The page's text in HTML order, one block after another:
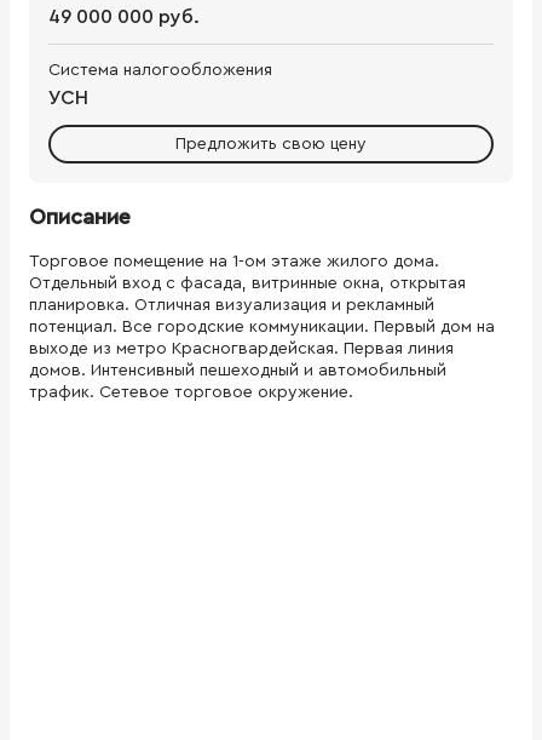
49 000 000 руб.
Система налогообложения
УСН
Предложить свою цену
Описание
Торговое помещение на 1-ом этаже жилого дома.
Отдельный вход с фасада, витринные окна, открытая
планировка. Отличная визуализация и рекламный
потенциал. Все городские коммуникации. Первый дом на
выходе из метро Красногвардейская. Первая линия
домов. Интенсивный пешеходный и автомобильный
трафик. Сетевое торговое окружение.